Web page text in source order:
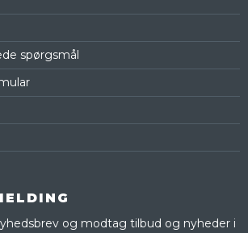
spørgsmål
og modtag tilbud og nyheder i